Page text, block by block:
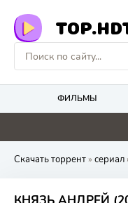
ФИЛЬМЫ
0 0
Скачать торрент» сериал